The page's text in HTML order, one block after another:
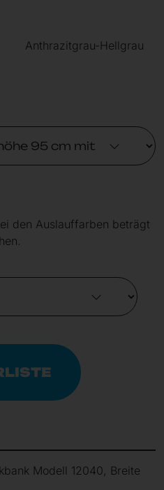
Anthrazitgrau-Hellgrau
den Auslauffarben beträgt
Modell 12040, Breite